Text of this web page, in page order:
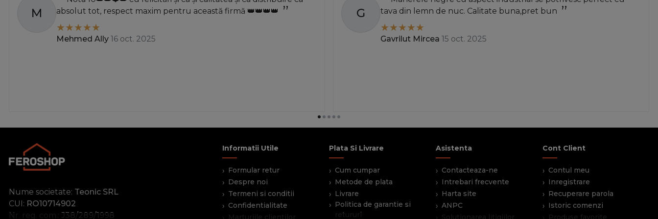
M
absolut tot, respect maxim pentru această firmă 👑👑👑👑
Mehmed Ally 16 oct. 2025
G
tava din lemn de nuc. Calitate buna,pret bun
Gavrilut Mircea 15 oct. 2025
Nume societate: Teonic SRL
CUI: RO10714902
Nr. reg. com.: J38/289/1998
Informatii Utile
Formular retur
Despre noi
Termeni si conditii
Confidentialitate
Marturiile clientilor
Plata Si Livrare
Cum cumpar
Metode de plata
Livrare
Politica de garantie si
retururi
Asistenta
Contacteaza-ne
Intrebari frecvente
Harta site
ANPC
Solutionarea litigiilor
Cont Client
Contul meu
Inregistrare
Recuperare parola
Istoric comenzi
Produse favorite